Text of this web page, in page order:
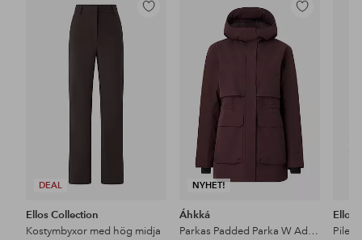
DEAL
Lägg
Ellos Collection
Kostymbyxor med hög midja
NYHET!
Lägg
favoriter
Áhkká
Parkas Padded Parka W Adjustable Waist
Ellos